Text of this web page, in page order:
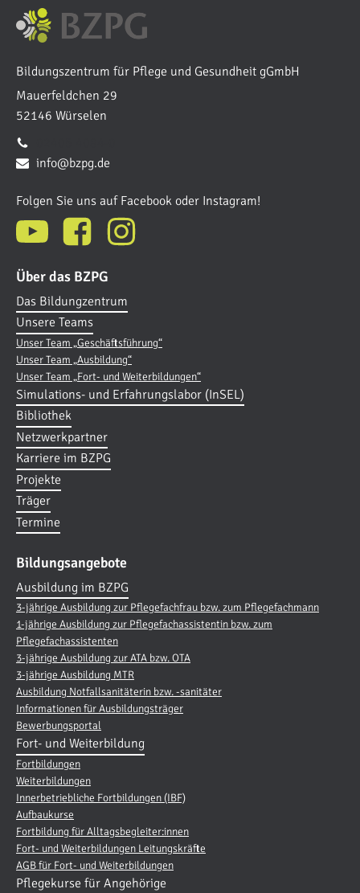
Bildungszentrum für Pflege und Gesundheit gGmbH
Mauerfeldchen 29
52146 Würselen
info@bzpg.de
Folgen Sie uns auf Facebook oder Instagram!
Über das BZPG
Das Bildungzentrum
Unsere Teams
Unser Team „Geschäftsführung“
Unser Team „Ausbildung“
Unser Team „Fort- und Weiterbildungen“
Simulations- und Erfahrungslabor (InSEL)
Bibliothek
Netzwerkpartner
Karriere im BZPG
Projekte
Träger
Termine
Bildungsangebote
Ausbildung im BZPG
3-jährige Ausbildung zur Pflegefachfrau bzw. zum Pflegefachmann
1-jährige Ausbildung zur Pflegefachassistentin bzw. zum
Pflegefachassistenten
3-jährige Ausbildung zur ATA bzw. OTA
3-jährige Ausbildung MTR
Ausbildung Notfallsanitäterin bzw. -sanitäter
Informationen für Ausbildungsträger
Bewerbungsportal
Fort- und Weiterbildung
Fortbildungen
Weiterbildungen
Innerbetriebliche Fortbildungen (IBF)
Aufbaukurse
Fortbildung für Alltagsbegleiter:innen
Fort- und Weiterbildungen Leitungskräfte
AGB für Fort- und Weiterbildungen
Pflegekurse für Angehörige